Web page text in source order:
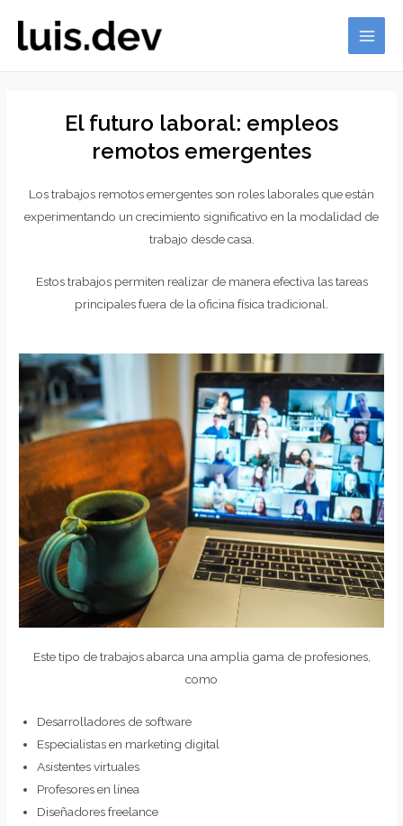
contenido
El futuro laboral: empleos
remotos emergentes
Los trabajos remotos emergentes son roles laborales que están
experimentando un crecimiento significativo en la modalidad de
trabajo desde casa.
Estos trabajos permiten realizar de manera efectiva las tareas
principales fuera de la oficina física tradicional.
Este tipo de trabajos abarca una amplia gama de profesiones,
como
Desarrolladores de software
Especialistas en marketing digital
Asistentes virtuales
Profesores en línea
Diseñadores freelance